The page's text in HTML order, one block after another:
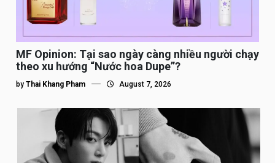
MF Opinion: Tại sao ngày càng nhiều người chạy
theo xu hướng “Nước hoa Dupe”?
by Thai Khang Pham August 7, 2026